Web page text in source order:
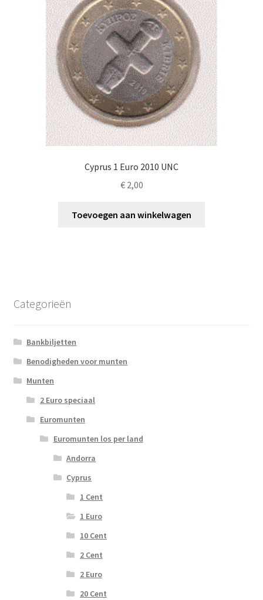
Cyprus 1 Euro 2010 UNC
€2,00
Toevoegen aan winkelwagen
Categorieën
Bankbiljetten
Benodigheden voor munten
Munten
2 Euro speciaal
Euromunten
Euromunten los per land
Andorra
Cyprus
1 Cent
1 Euro
10 Cent
2 Cent
2 Euro
20 Cent